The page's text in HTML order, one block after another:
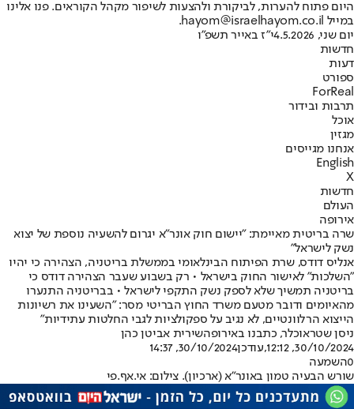
היום פתוח להערות, לביקורת ולהצעות לשיפור מקהל הקוראים. פנו אלינו
במייל hayom@israelhayom.co.il.
יום שני, 4.5.2026
י"ז באייר תשפ"ו
חדשות
דעות
ספורט
ForReal
תרבות ובידור
אוכל
מגזין
אנחנו מגייסים
English
X
חדשות
העולם
אירופה
שרה בריטית מאיימת: "יישום חוק אונר"א יגרום להשעיה נוספת של יצוא
נשק לישראל"
אנליס דודס, שרת הפיתוח הבינלאומי בממשלת בריטניה, הצהירה כי יהיו
"השלכות" לאישור החוק בישראל • רק בשבוע שעבר הצהירה דודס כי
בריטניה תמשיך שלא לספק נשק התקפי לישראל • בבריטניה התנערו
מהאיומים ודובר מטעם משרד החוץ הבריטי מסר: "השעינו את רשיונות
הייצוא הרלוונטיים, לא נגיב על ספקולציות לגבי החלטות עתידיות"
ניסן שטראוכלר, כתבנו באירופהשירית אביטן כהן
30/10/2024, 12:12
,עודכן30/10/2024, 14:37
0השמעה
שורש הבעיה טמון באונר"א (ארכיון). צילום: אי.אף.פי